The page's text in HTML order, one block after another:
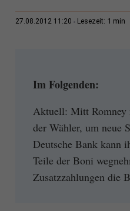
27.08.2012 11:20 Lesezeit: 1 min
Im Folgenden:
Aktuell: Mitt Romney
der Wähler, um neue
Deutsche Bank kann
Teile der Boni
Zusatzzahlungen die